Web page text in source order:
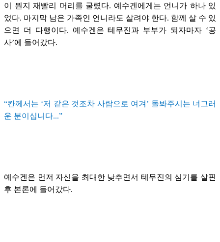
이 뭔지 재빨리 머리를 굴렸다. 예수겐에게는 언니가 하나 있
었다. 마지막 남은 가족인 언니라도 살려야 한다. 함께 살 수 있
으면 더 다행이다. 예수겐은 테무진과 부부가 되자마자 ‘공
사’에 들어갔다.
“칸께서는 ‘저 같은 것조차 사람으로 여겨’ 돌봐주시는 너그러
운 분이십니다...”
예수겐은 먼저 자신을 최대한 낮추면서 테무진의 심기를 살핀
후 본론에 들어갔다.